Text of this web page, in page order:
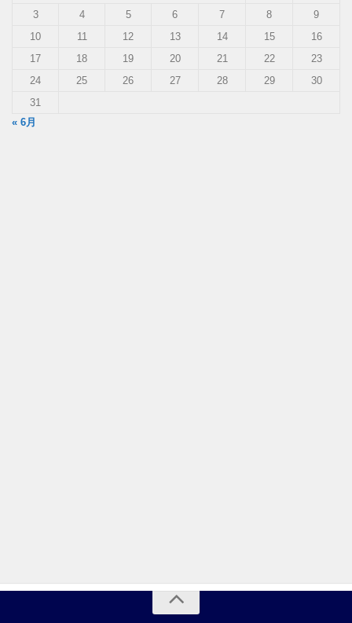
3
4 5 6 7 8
9
10
11 12 13 14 15
16
17
18 19 20 21 22
23
24
25 26 27 28 29
30
31
« 6月